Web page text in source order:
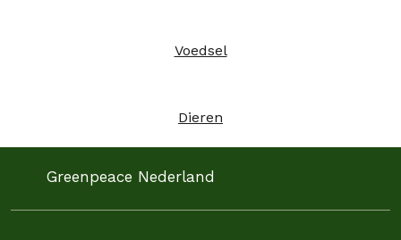
Voedsel
Dieren
Greenpeace Nederland